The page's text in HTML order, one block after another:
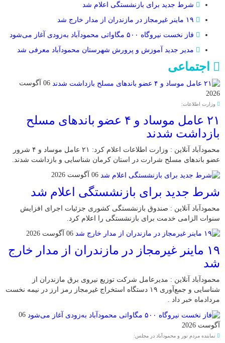
شرط جدید برای بازنشستگی اعلام شد
فاز نخست نیروگاه ۵۰۰ مگاواتی محمودآباد به‌زودی آغاز می‌شود
مدیر جدید آموزش و پرورش شهرستان محمودآباد معرفی شد
اجتماعی
06 آگوست
2026
وزارت اطلاعات:
۲۱ عامل موساد و ۴ عضو باند‌های مسلح
بازداشت شدند
محمودآباد آنلاین : وزارت اطلاعات اعلام کرد: ۲۱ عامل موساد و ۴ شرور
عضو باند‌های مسلح شرارت در استان کرمان شناسایی و بازداشت شدند.
06 آگوست 2026
شرط جدید برای بازنشستگی اعلام شد
محمودآباد آنلاین : صندوق بازنشستگی کشوری جزئیات اجرای افزایش
سنوات الزامی خدمت برای بازنشستگی را اعلام کرد.
06 آگوست 2026
۱۹ ماینر غیرمجاز در مازندران از مدار خارج
شد
محمودآباد آنلاین : مدیرعامل شرکت توزیع نیروی برق مازندران از
شناسایی و جمع‌آوری ۱۹ دستگاه استخراج غیرمجاز رمز ارز در نیمه نخست
مردادماه خبر داد .
06
آگوست 2026
نماینده مردم نور و محمودآباد در مجلس: